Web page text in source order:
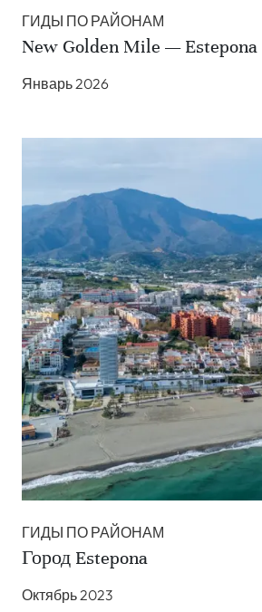
ГИДЫ ПО РАЙОНАМ
New Golden Mile —
Январь 2026
ГИДЫ ПО РАЙОНАМ
Город Estepona
Октябрь 2023